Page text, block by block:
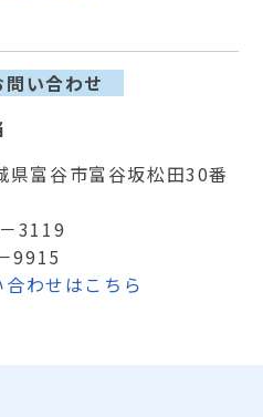
問い合わせ
富谷市富谷坂松田30番
3119
わせはこちら